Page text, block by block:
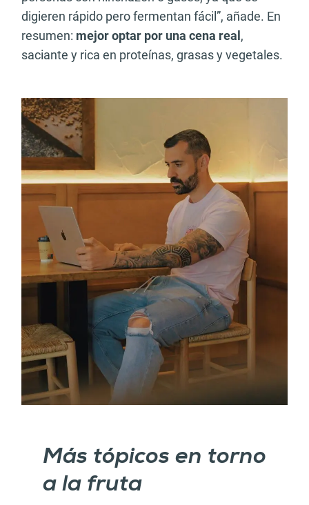
digieren rápido pero fermentan fácil”, añade. En
resumen: mejor optar por una cena real ,
saciante y rica en proteínas, grasas y vegetales.
Más tópicos en torno
a la fruta